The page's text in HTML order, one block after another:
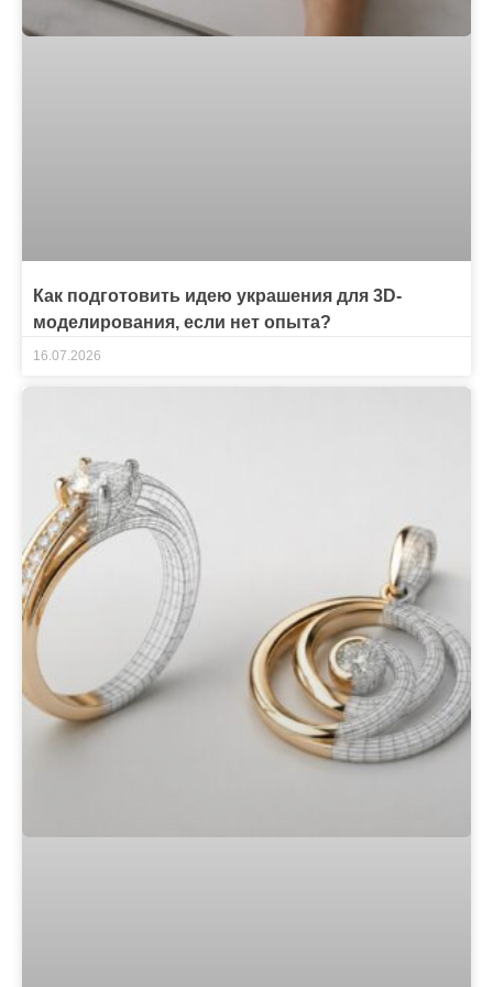
Как подготовить идею украшения для 3D-
моделирования, если нет опыта?
16.07.2026